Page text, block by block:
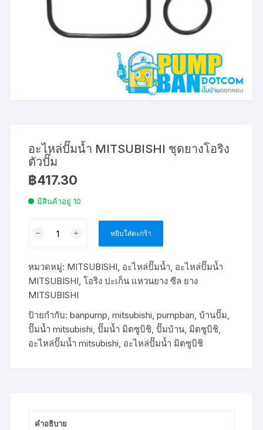
อะไหล่ปั๊มน้ำ MITSUBISHI ชุดยางโอริง
ตัวปั๊ม
฿417.30
มีสินค้าอยู่ 10
น้ำ
MITSUBISHI
ชุด
ยาง
โอ
หยิบใส่ตะกร้า
หมวดหมู่: MITSUBISHI, อะไหล่ปั๊มน้ำ, อะไหล่ปั๊มน้ำ
MITSUBISHI,โอริง ปะเก็น แหวนยาง ซีล ยาง
MITSUBISHI
ป้ายกำกับ:banpump,mitsubishi,pumpban,บ้านปั๊ม,
ปั๊มน้ำ mitsubishi,ปั๊มน้ำ มิตซูบิชิ,ปั๊มบ้าน, มิตซูบิชิ,
อะไหล่ปั๊มน้ำ mitsubishi, อะไหล่ปั๊มน้ำ มิตซูบิชิ
คำอธิบาย